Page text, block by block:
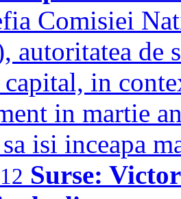
Comisiei
autoritatea de
in
in martie
sa isi inceapa
Surse: